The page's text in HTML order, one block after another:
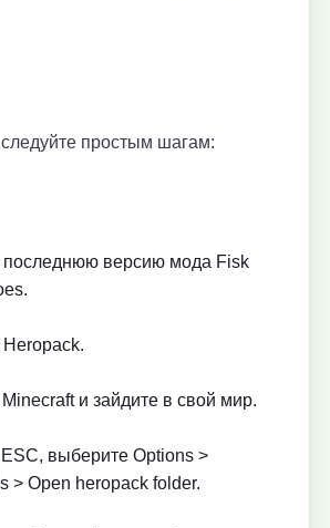
простым шагам:
последнюю версию мода Fisk
и зайдите в свой мир.
выберите Options >
> Open heropack folder.